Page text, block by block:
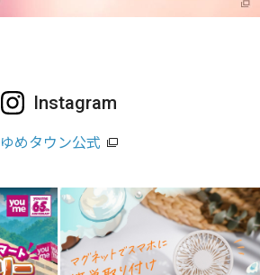
Instagram
ゆめタウン公式